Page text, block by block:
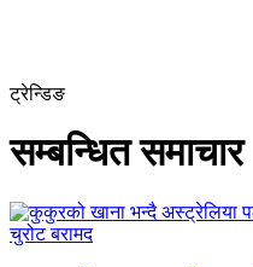
ट्रेन्डिङ
सम्बन्धित समाचार